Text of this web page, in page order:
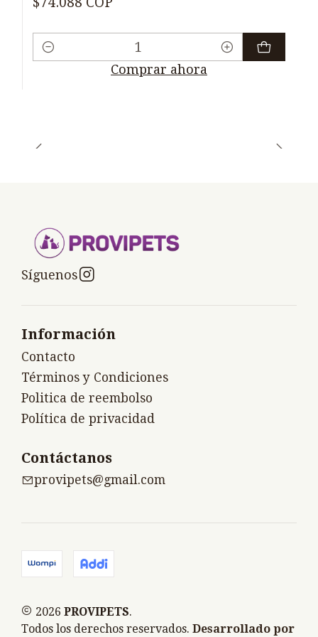
Cantidad
Comprar ahora
Síguenos
Información
Contacto
Términos y Condiciones
Politica de reembolso
Política de privacidad
Contáctanos
provipets@gmail.com
2026 PROVIPETS.
Todos los derechos reservados. Desarrollado por